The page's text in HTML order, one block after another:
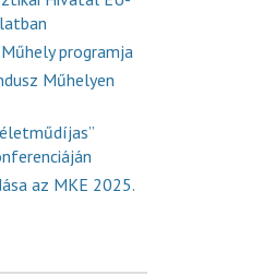
programja
Műhelyen
az MKE 2025.